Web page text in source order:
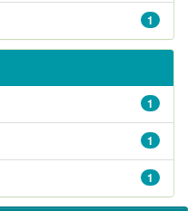
1
1
1
1